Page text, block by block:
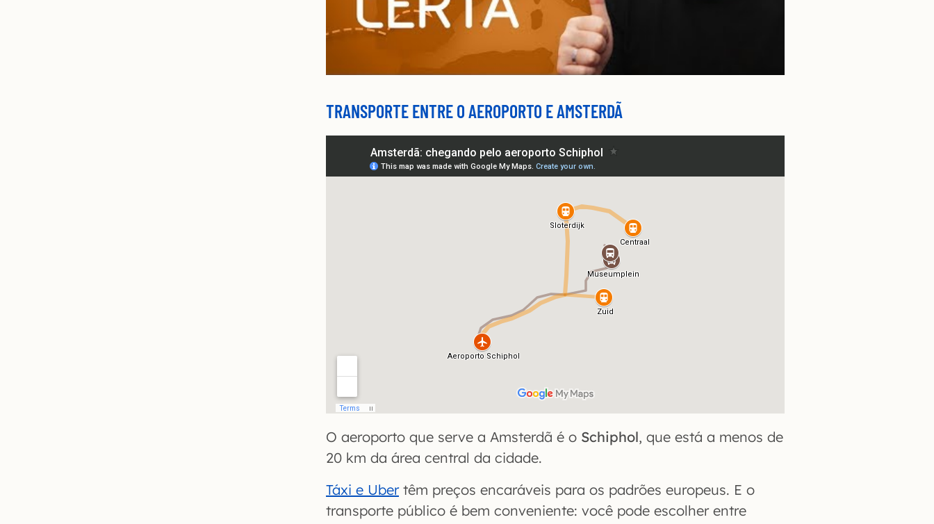
TRANSPORTE ENTRE O AEROPORTO E AMSTERDÃ
O aeroporto que serve a Amsterdã é o Schiphol, que está a menos de
20 km da área central da cidade.
Táxi e Ubertêm preços encaráveis para os padrões europeus. E o
transporte público é bem conveniente: você pode escolher entre